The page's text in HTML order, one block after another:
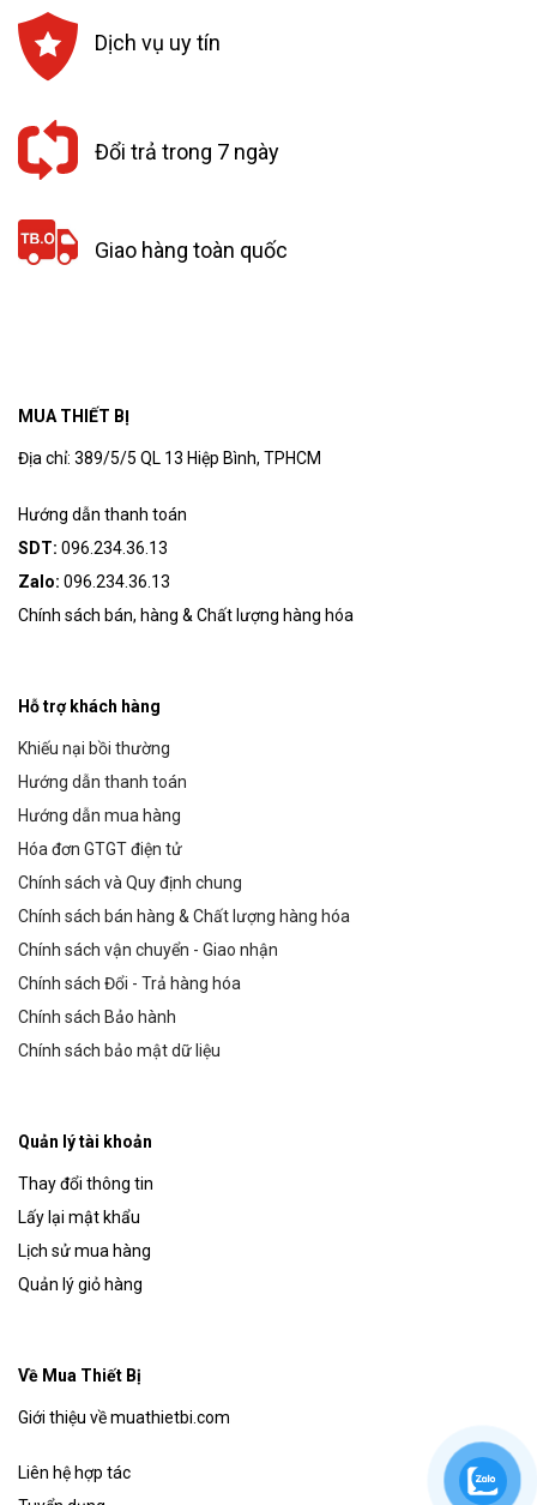
Dịch vụ uy tín
Đổi trả trong 7 ngày
Giao hàng toàn quốc
MUA THIẾT BỊ
Địa chỉ: 389/5/5 QL 13 Hiệp Bình, TPHCM
Hướng dẫn thanh toán
SDT: 096.234.36.13
Zalo: 096.234.36.13
Chính sách bán, hàng & Chất lượng hàng hóa
Hỗ trợ khách hàng
Khiếu nại bồi thường
Hướng dẫn thanh toán
Hướng dẫn mua hàng
Hóa đơn GTGT điện tử
Chính sách và Quy định chung
Chính sách bán hàng & Chất lượng hàng hóa
Chính sách vận chuyển - Giao nhận
Chính sách Đổi - Trả hàng hóa
Chính sách Bảo hành
Chính sách bảo mật dữ liệu
Quản lý tài khoản
Thay đổi thông tin
Lấy lại mật khẩu
Lịch sử mua hàng
Quản lý giỏ hàng
Về Mua Thiết Bị
Giới thiệu về muathietbi.com
Liên hệ hợp tác